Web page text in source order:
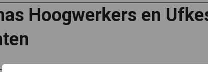
Hoogwerkers en